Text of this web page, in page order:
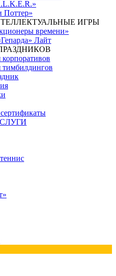
Поттер»
ИГРЫ
времени»
Лайт
тимбилдингов